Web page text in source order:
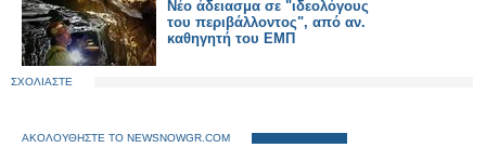
Νέο άδειασμα σε "ιδεολόγους
του περιβάλλοντος", από αν.
καθηγητή του ΕΜΠ
ΣΧΟΛΙΑΣΤΕ
ΑΚΟΛΟΥΘΗΣΤΕ ΤΟ NEWSNOWGR.COM